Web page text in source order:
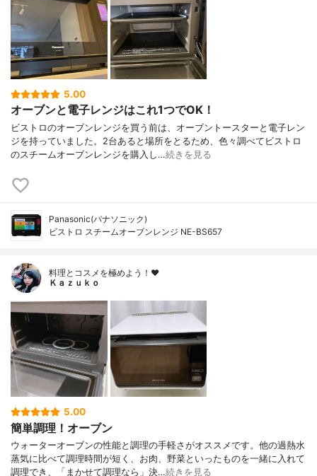
5.00
オーブンと電子レンジはこれ1つでOK！
ビストロのオーブンレンジを買う前は、オーブントースターと電子レン
ジを持っていました。2台あると場所をとるため、色々調べてビストロ
のスチームオーブンレンジを購入し…続きを見る
Panasonic(パナソニック)
ビストロ スチームオーブンレンジ NE-BS657
料理とコスメを極めよう！♥
Ｋａｚｕｋｏ
5.00
簡単調理！オーブン
ウォーターオーブンの性能と調理の手軽さがオススメです。他の過熱水
蒸気に比べて調理時間が短く、お肉、野菜といったものを一緒に入れて
調理でき、「まかせて調理なら」決…続きを見る